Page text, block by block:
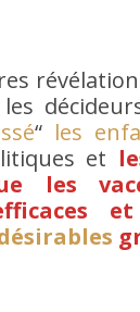
“ les
et
les